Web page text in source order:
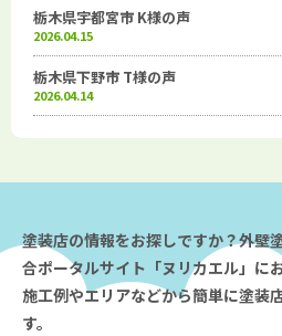
栃木県宇都宮市 K様の声
2026.04.15
栃木県下野市 T様の声
2026.04.14
塗装店の情報をお探しですか？外壁
合ポータルサイト「ヌリカエル」に
施工例やエリアなどから簡単に塗装
す。